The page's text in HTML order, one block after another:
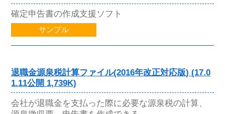
確定申告書の作成支援ソフト
サンプル
退職金源泉税計算ファイル(2016年改正対応版) (17.0
1.11公開 1,739K)
会社が退職金を支払った際に必要な源泉税の計算、